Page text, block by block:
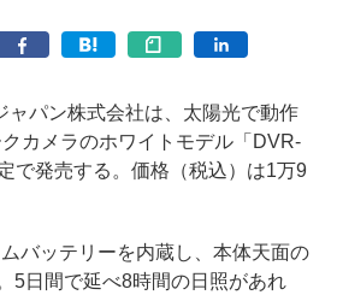
パン株式会社は、太陽光で動作
カメラのホワイトモデル「DVR-
で発売する。価格（税込）は1万9
バッテリーを内蔵し、本体天面の
5日間で延べ8時間の日照があれ